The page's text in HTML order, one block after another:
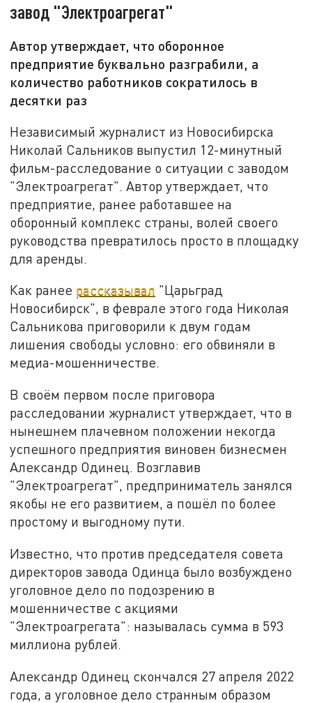
завод "Электроагрегат"
Автор утверждает, что оборонное
предприятие буквально разграбили, а
количество работников сократилось в
десятки раз
Независимый журналист из Новосибирска
Николай Сальников выпустил 12-минутный
фильм-расследование о ситуации с заводом
"Электроагрегат". Автор утверждает, что
предприятие, ранее работавшее на
оборонный комплекс страны, волей своего
руководства превратилось просто в площадку
для аренды.
Как ранее рассказывал "Царьград
Новосибирск", в феврале этого года Николая
Сальникова приговорили к двум годам
лишения свободы условно: его обвиняли в
медиа-мошенничестве.
В своём первом после приговора
расследовании журналист утверждает, что в
нынешнем плачевном положении некогда
успешного предприятия виновен бизнесмен
Александр Одинец. Возглавив
"Электроагрегат", предприниматель занялся
якобы не его развитием, а пошёл по более
простому и выгодному пути.
Известно, что против председателя совета
директоров завода Одинца было возбуждено
уголовное дело по подозрению в
мошенничестве с акциями
"Электроагрегата": называлась сумма в 593
миллиона рублей.
Александр Одинец скончался 27 апреля 2022
года, а уголовное дело странным образом